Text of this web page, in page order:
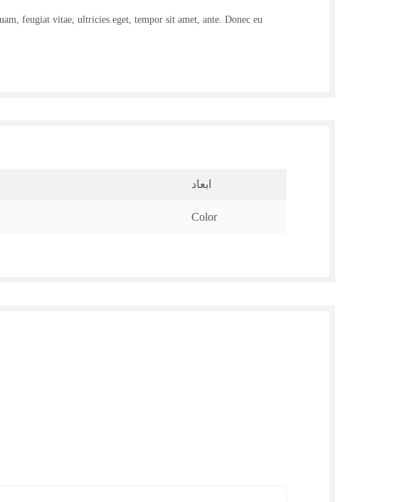
feugiat vitae, ultricies eget, tempor sit amet, ante. Donec eu
ابعاد
Color